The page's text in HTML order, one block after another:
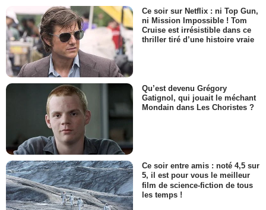
Ce soir sur Netflix : ni Top Gun,
ni Mission Impossible ! Tom
Cruise est irrésistible dans ce
thriller tiré d’une histoire vraie
Qu’est devenu Grégory
Gatignol, qui jouait le méchant
Mondain dans Les Choristes ?
Ce soir entre amis : noté 4,5 sur
5, il est pour vous le meilleur
film de science-fiction de tous
les temps !